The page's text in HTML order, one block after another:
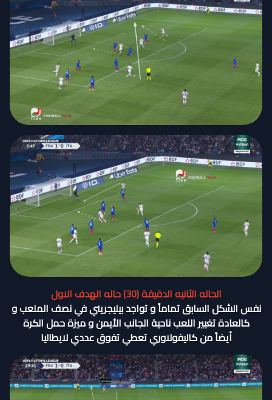
الحاله الثانيه الدقيقة (30) حاله الهدف الاول
نفس الشكل السابق تماماً و تواجد بيليجريني في نصف الملعب و
كالعادة تغيير اللعب ناحية الجانب الأيمن و ميزة حمل الكرة
أيضاً من كاليفولاوري تعطي تفوق عددي لايطاليا